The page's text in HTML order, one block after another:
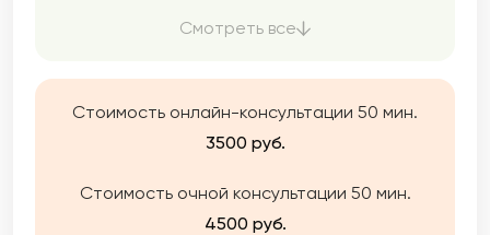
года при поддержке супервизора и
и психодраме.
Смотреть все
Стоимость онлайн-консультации 50 мин.
3500 руб.
Стоимость очной консультации 50 мин.
4500 руб.